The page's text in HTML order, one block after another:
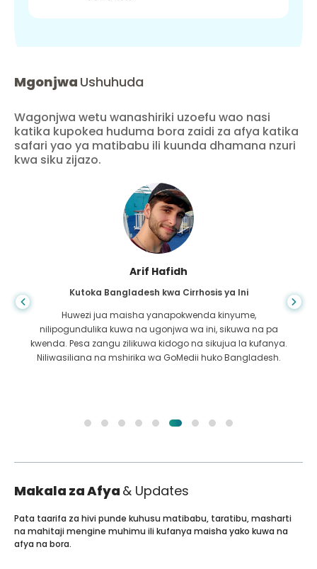
Mgonjwa Ushuhuda
Wagonjwa wetu wanashiriki uzoefu wao nasi
katika kupokea huduma bora zaidi za afya katika
safari yao ya matibabu ili kuunda dhamana nzuri
kwa siku zijazo.
Arif Hafidh
Kutoka Bangladesh kwa Cirrhosis ya Ini
Huwezi jua maisha yanapokwenda kinyume,
nilipogundulika kuwa na ugonjwa wa ini, sikuwa na pa
kwenda. Pesa zangu zilikuwa kidogo na sikujua la kufanya.
Niliwasiliana na mshirika wa GoMedii huko Bangladesh.
Makala za Afya & Updates
Pata taarifa za hivi punde kuhusu matibabu, taratibu, masharti
na mahitaji mengine muhimu ili kufanya maisha yako kuwa na
afya na bora.